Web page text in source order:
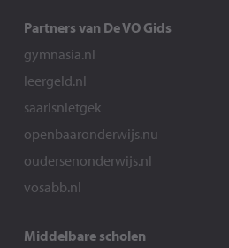
Partners van De VO Gids
gymnasia.nl
leergeld.nl
saarisnietgek
openbaaronderwijs.nu
oudersenonderwijs.nl
vosabb.nl
Middelbare scholen